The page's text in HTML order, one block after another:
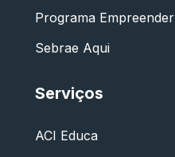
Programa Empreender
Sebrae Aqui
Serviços
ACI Educa